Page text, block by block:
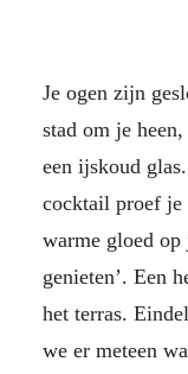
Je ogen zijn
stad om je
een ijskoud
cocktail proef je
warme gloed op
genieten’. Een
het terras.
we er meteen